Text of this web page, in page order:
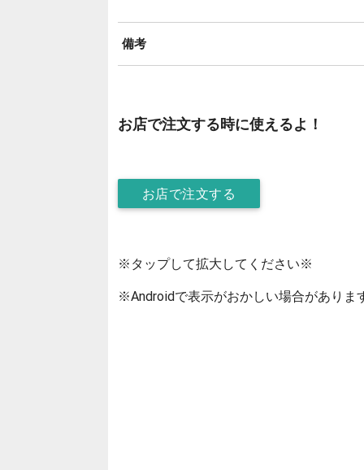
備考
お店で注文する時に使えるよ！
お店で注文する
※タップして拡大してください※
※Androidで表示がおかしい場合があり